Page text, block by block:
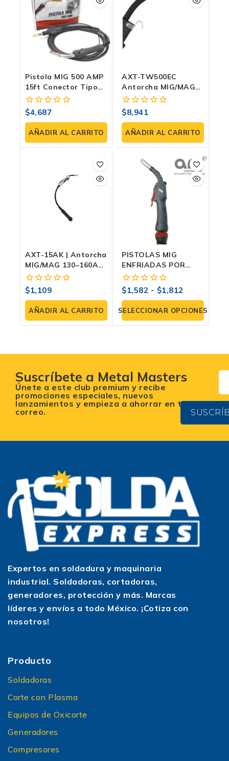
Pistola MIG 500 AMP
15ft Conector Tipo
Miller
0
fuera
de
5
$4,687
AÑADIR AL CARRITO
AXT-TW500EC
Antorcha MIG/MAG
Industrial Para
Soldadura Pesada |
Axtech
0
fuera
de
5
$8,941
AÑADIR AL CARRITO
AXT-15AK | Antorcha
MIG/MAG 130–160A
Tipo BINZEL Con
Euroconector — Uso
Profesional AX Tech
0
fuera
de
5
$1,109
AÑADIR AL CARRITO
PISTOLAS MIG
ENFRIADAS POR
AIRE SERIE M1:
Innovación Y
Rendimiento
0
fuera
de
5
$1,582 - $1,812
SELECCIONAR OPCIONES
Suscríbete a Metal Masters
Únete a este club premium y recibe
promociones especiales, nuevos
lanzamientos y empieza a ahorrar en tu
correo.
Expertos en soldadura y maquinaria
industrial. Soldadoras, cortadoras,
generadores, protección y más. Marcas
líderes y envíos a todo México. ¡Cotiza con
nosotros!
Producto
Soldadoras
Corte con Plasma
Equipos de Oxicorte
Generadores
Compresores